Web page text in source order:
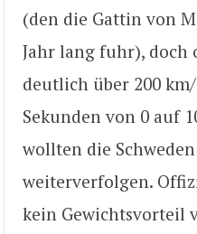
(den die Gattin von
Jahr lang fuhr), doch
deutlich über 200
Sekunden von 0 auf
wollten die
weiterverfolgen.
kein Gewichtsvorteil